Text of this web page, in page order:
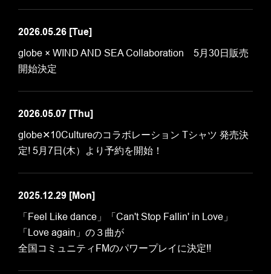
2026.05.26 [Tue]
globe × WIND AND SEA Collaboration 5月30日販売
開始決定
2026.05.07 [Thu]
globe✕10Cultureのコラボレーション Tシャツ 発売決
定! 5月7日(木）より予約を開始！
2025.12.29 [Mon]
「Feel Like dance」「Can't Stop Fallin' in Love」
「Love again」の３曲が
全国コミュニティFMのパワープレイに決定!!